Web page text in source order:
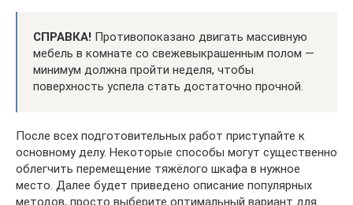
СПРАВКА! Противопоказано двигать массивную
мебель в комнате со свежевыкрашенным полом —
минимум должна пройти неделя, чтобы
поверхность успела стать достаточно прочной.
После всех подготовительных работ приступайте к
основному делу. Некоторые способы могут существенно
облегчить перемещение тяжёлого шкафа в нужное
место. Далее будет приведено описание популярных
методов, просто выберите оптимальный вариант для